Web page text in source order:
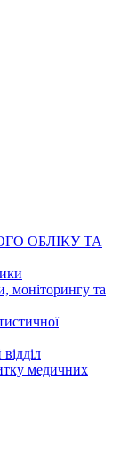
ОБЛІКУ ТА
моніторингу та
медичних